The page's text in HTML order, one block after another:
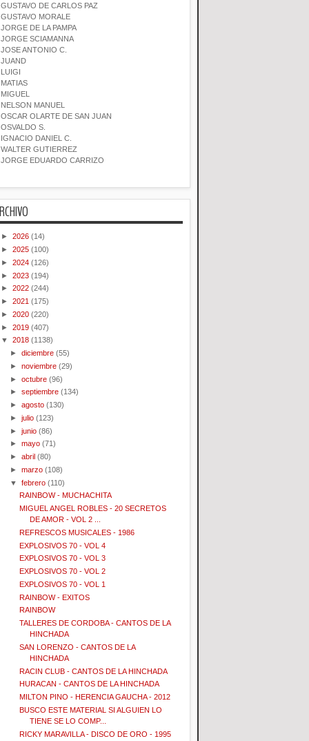
GUSTAVO DE CARLOS PAZ
GUSTAVO MORALE
JORGE DE LA PAMPA
JORGE SCIAMANNA
JOSE ANTONIO C.
JUAND
LUIGI
MATIAS
MIGUEL
NELSON MANUEL
OSCAR OLARTE DE SAN JUAN
OSVALDO S.
IGNACIO DANIEL C.
WALTER GUTIERREZ
JORGE EDUARDO CARRIZO
► 2026 (14)
► 2025 (100)
► 2024 (126)
► 2023 (194)
► 2022 (244)
► 2021 (175)
► 2020 (220)
► 2019 (407)
▼ 2018 (1138)
►diciembre (55)
►noviembre (29)
►octubre (96)
►septiembre (134)
►agosto (130)
►julio (123)
►junio (86)
►mayo (71)
►abril (80)
►marzo (108)
▼febrero (110)
RAINBOW - MUCHACHITA
MIGUEL ANGEL ROBLES - 20 SECRETOS
DE AMOR - VOL 2 ...
REFRESCOS MUSICALES - 1986
EXPLOSIVOS 70 - VOL 4
EXPLOSIVOS 70 - VOL 3
EXPLOSIVOS 70 - VOL 2
EXPLOSIVOS 70 - VOL 1
RAINBOW - EXITOS
RAINBOW
TALLERES DE CORDOBA - CANTOS DE LA
HINCHADA
SAN LORENZO - CANTOS DE LA
HINCHADA
RACIN CLUB - CANTOS DE LA HINCHADA
HURACAN - CANTOS DE LA HINCHADA
MILTON PINO - HERENCIA GAUCHA - 2012
BUSCO ESTE MATERIAL SI ALGUIEN LO
TIENE SE LO COMP...
RICKY MARAVILLA - DISCO DE ORO - 1995